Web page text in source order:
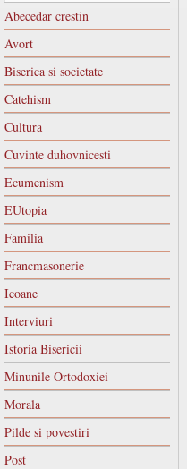
Abecedar crestin
Avort
Biserica si societate
Catehism
Cultura
Cuvinte duhovnicesti
Ecumenism
EUtopia
Familia
Francmasonerie
Icoane
Interviuri
Istoria Bisericii
Minunile Ortodoxiei
Morala
Pilde si povestiri
Post